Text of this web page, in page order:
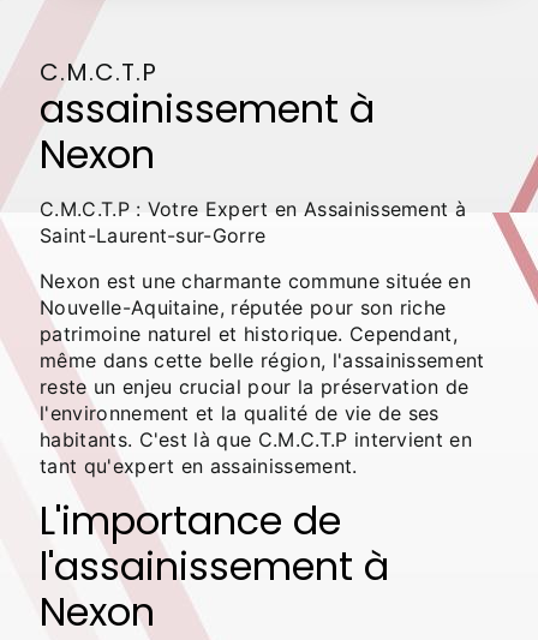
C.M.C.T.P
assainissement à
Nexon
C.M.C.T.P : Votre Expert en Assainissement à
Saint-Laurent-sur-Gorre
Nexon est une charmante commune située en
Nouvelle-Aquitaine, réputée pour son riche
patrimoine naturel et historique. Cependant,
même dans cette belle région, l'assainissement
reste un enjeu crucial pour la préservation de
l'environnement et la qualité de vie de ses
habitants. C'est là que C.M.C.T.P intervient en
tant qu'expert en assainissement.
L'importance de
l'assainissement à
Nexon